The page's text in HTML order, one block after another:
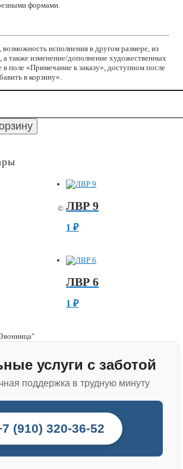
формами.
исполнения в другом размере, из
также изменение/дополнение художественных
в поле «Примечание к заказу», доступном после
в корзину».
ЛВР 9
1₽
ЛВР 6
1₽
©
услуги с заботой
поддержка в трудную минуту
(910) 320-36-52